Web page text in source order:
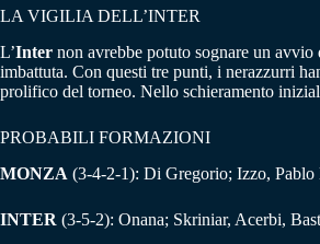
LA VIGILIA DELL’INTER
L’Inter non avrebbe potuto sognare un
imbattuta. Con questi tre punti, i nerazzurri
prolifico del torneo. Nello schieramento
PROBABILI FORMAZIONI
MONZA (3-4-2-1): Di Gregorio; Izzo, Pablo
INTER (3-5-2): Onana; Skriniar, Acerbi,